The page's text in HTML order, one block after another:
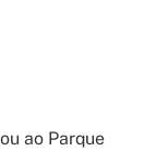
ao Parque